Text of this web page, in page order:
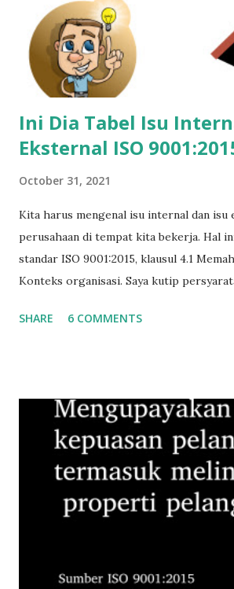
Ini Dia Tabel Isu
Eksternal ISO
October 31, 2021
Kita harus mengenal isu internal dan isu
perusahaan di tempat kita bekerja. Hal
standar ISO 9001:2015, klausul 4.1
Konteks organisasi. Saya kutip
Memahami organisasi dan konteksnya
sistem manajemen mutu. Organisasi
meninjau informasi tentang isu internal
Sumber: SNI ISO 9001:2015
SHARE 6 COMMENTS